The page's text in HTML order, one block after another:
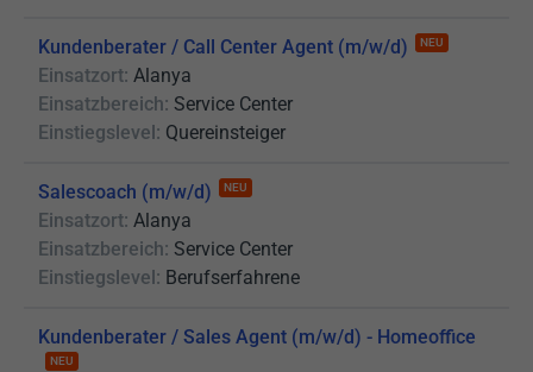
Kundenberater / Call Center Agent (m/w/d) NEU
Einsatzort: Alanya
Einsatzbereich: Service Center
Einstiegslevel: Quereinsteiger
Salescoach (m/w/d) NEU
Einsatzort: Alanya
Einsatzbereich: Service Center
Einstiegslevel: Berufserfahrene
Kundenberater / Sales Agent (m/w/d) - Homeoffice
NEU